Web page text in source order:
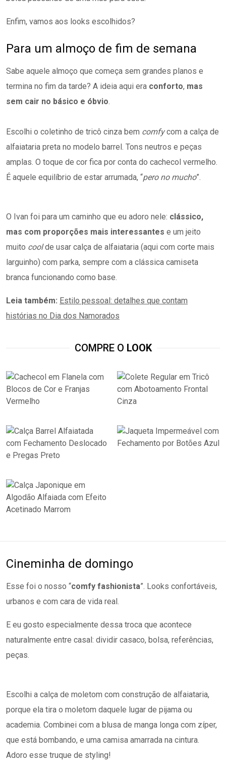
Enfim, vamos aos looks escolhidos?
Para um almoço de fim de semana
Sabe aquele almoço que começa sem grandes planos e
termina no fim da tarde? A ideia aqui era conforto, mas
sem cair no básico e óbvio.
Escolhi o coletinho de tricô cinza bem comfycom a calça de
alfaiataria preta no modelo barrel. Tons neutros e peças
amplas. O toque de cor fica por conta do cachecol vermelho.
É aquele equilíbrio de estar arrumada, “pero no mucho”.
O Ivan foi para um caminho que eu adoro nele: clássico,
mas com proporções mais interessantes e um jeito
muito coolde usar calça de alfaiataria (aqui com corte mais
larguinho) com parka, sempre com a clássica camiseta
branca funcionando como base.
Leia também: Estilo pessoal: detalhes que contam
histórias no Dia dos Namorados
COMPRE O LOOK
Cineminha de domingo
Esse foi o nosso “comfy fashionista”. Looks confortáveis,
urbanos e com cara de vida real.
E eu gosto especialmente dessa troca que acontece
naturalmente entre casal: dividir casaco, bolsa, referências,
peças.
Escolhi a calça de moletom com construção de alfaiataria,
porque ela tira o moletom daquele lugar de pijama ou
academia. Combinei com a blusa de manga longa com zíper,
que está bombando, e uma camisa amarrada na cintura.
Adoro esse truque de styling!